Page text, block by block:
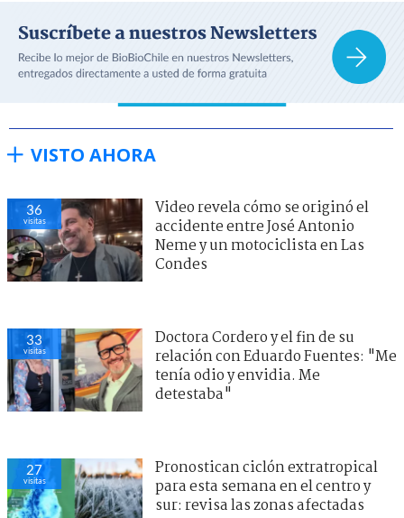
VISTO AHORA
36
visitas
Video revela cómo se originó el
accidente entre José Antonio
Neme y un motociclista en Las
Condes
33
visitas
Doctora Cordero y el fin de su
relación con Eduardo Fuentes: "Me
tenía odio y envidia. Me
detestaba"
27
visitas
Pronostican ciclón extratropical
para esta semana en el centro y
sur: revisa las zonas afectadas